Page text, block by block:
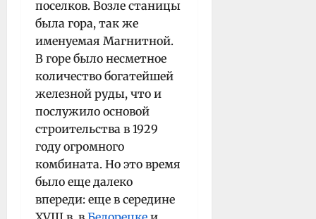
поселков. Возле станицы
была гора, так же
именуемая Магнитной.
В горе было несметное
количество богатейшей
железной руды, что и
послужило основой
строительства в 1929
году огромного
комбината. Но это время
было еще далеко
впереди: еще в середине